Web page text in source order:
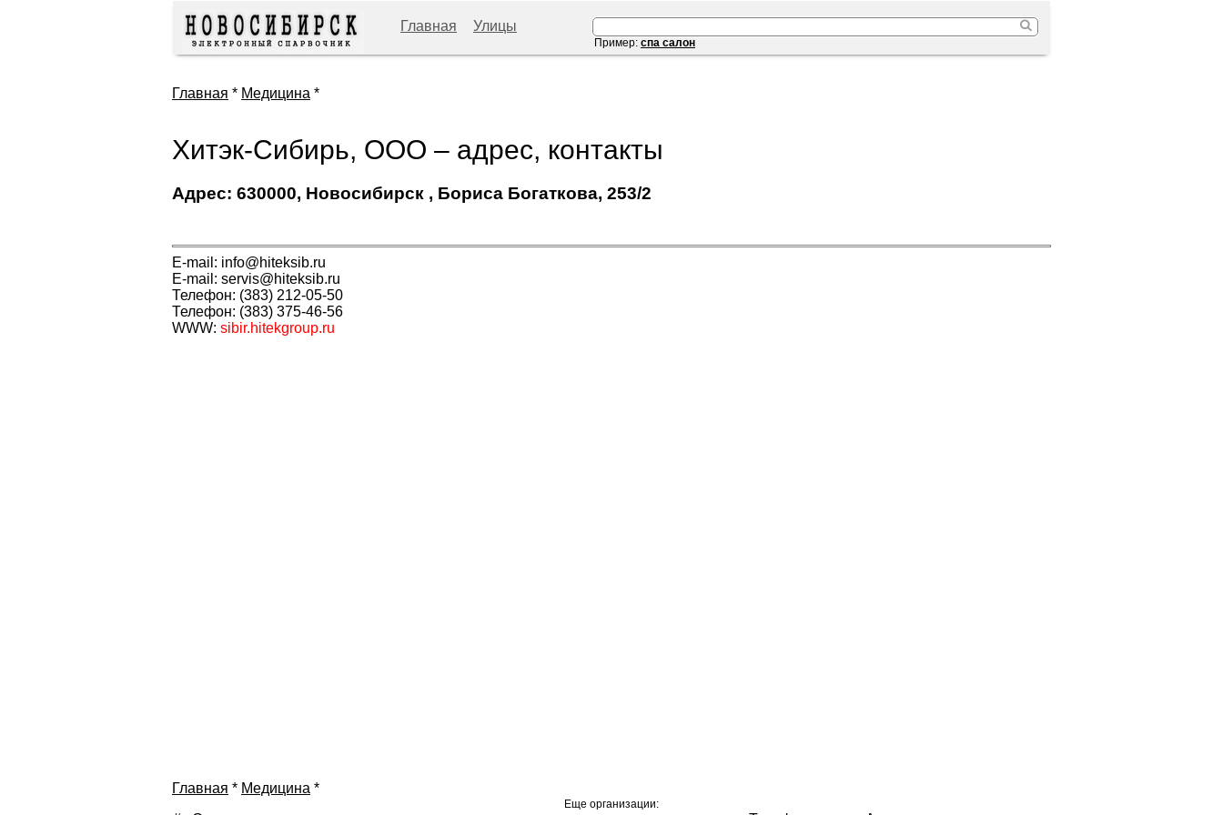
Главная Улицы
Пример: спа салон
Главная * Медицина *
Хитэк-Сибирь, ООО – адрес, контакты
Адрес: 630000, Новосибирск , Бориса Богаткова, 253/2
E-mail: info@hiteksib.ru
E-mail: servis@hiteksib.ru
Телефон: (383) 212-05-50
Телефон: (383) 375-46-56
WWW: sibir.hitekgroup.ru
Главная * Медицина *
Еще организации: